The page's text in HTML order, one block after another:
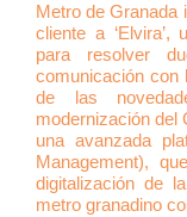
Metro de Granada
cliente a ‘Elvira’,
para resolver
comunicación con
de las
modernización del
una avanzada
Management),
digitalización de
metro granadino